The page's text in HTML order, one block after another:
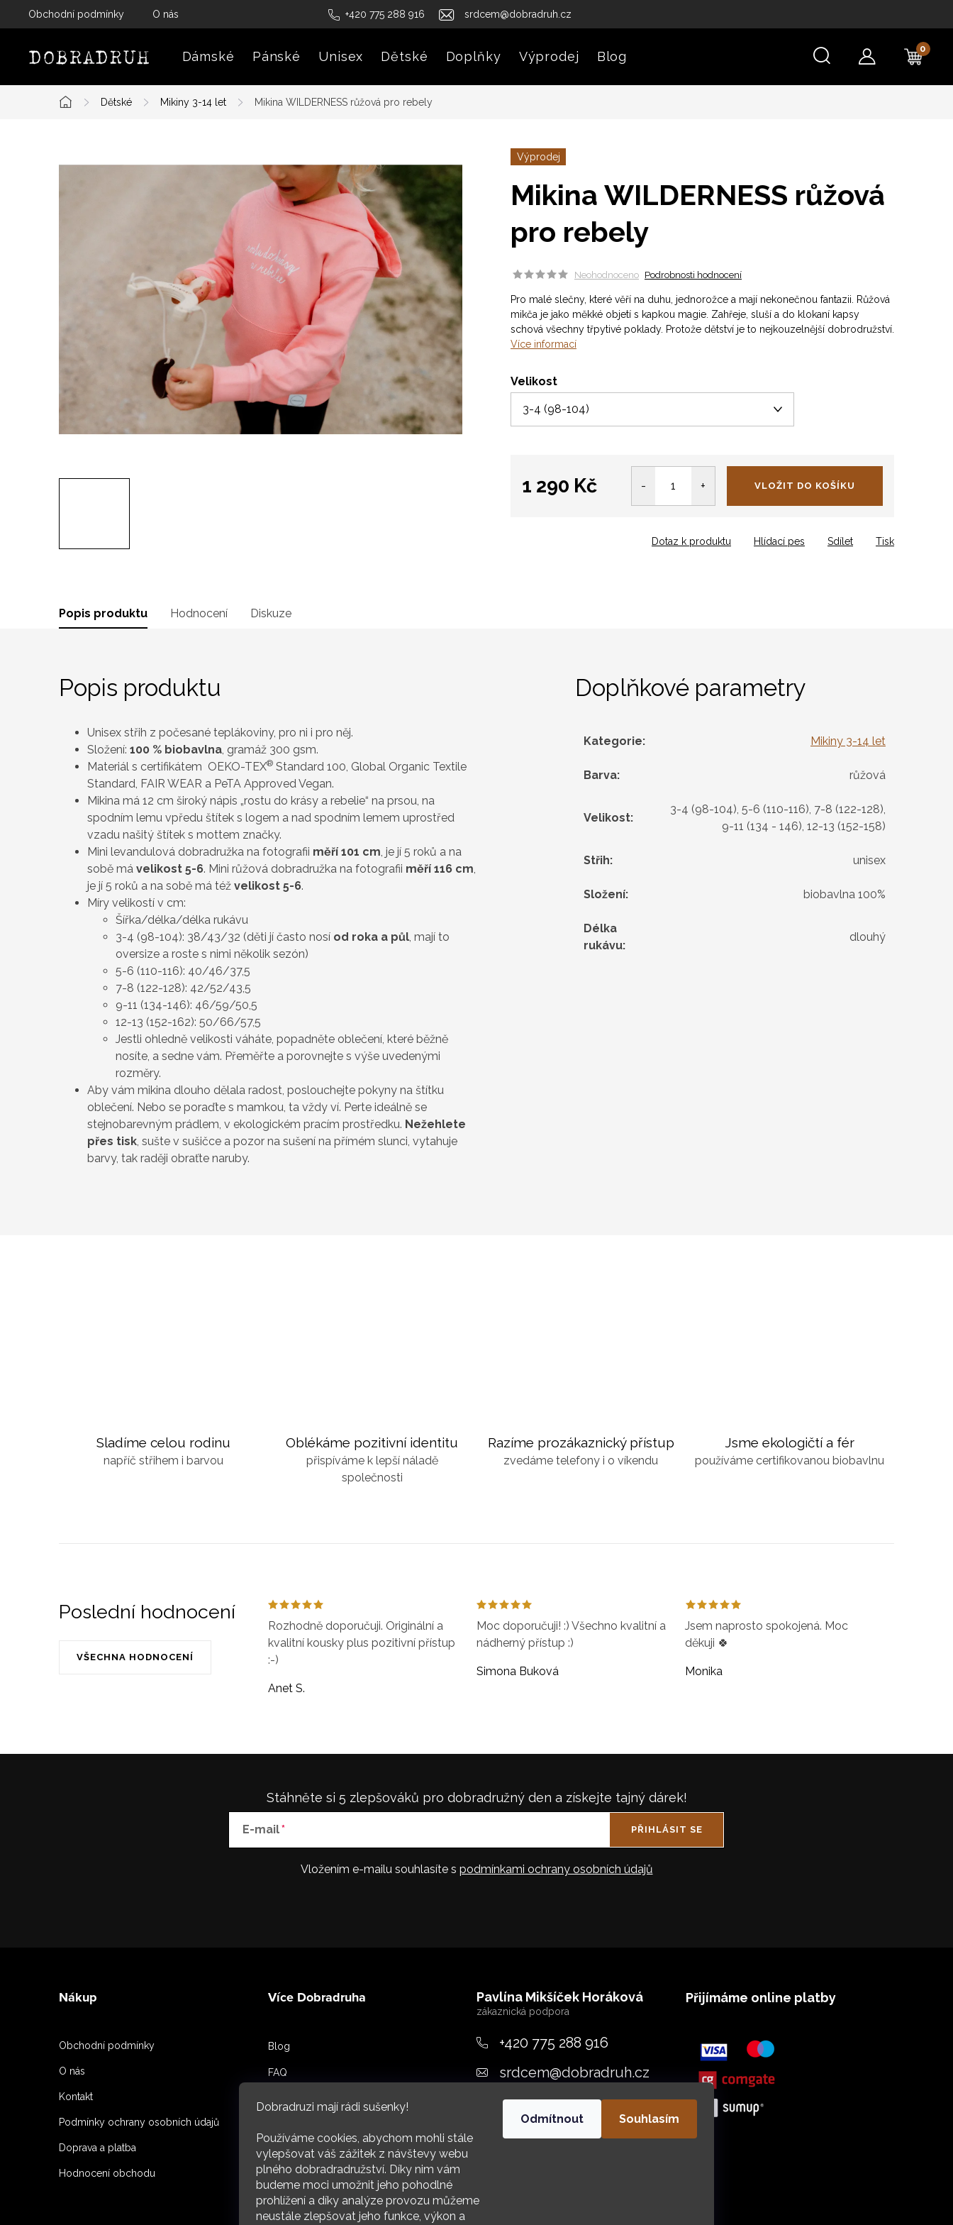
Dobradruzi mají rádi sušenky!
Používáme cookies, abychom mohli stále
vylepšovat váš zážitek z návštevy webu
plného dobradradružství. Díky nim vám
budeme moci umožnit jeho pohodlné
prohlížení a díky analýze provozu můžeme
neustále zlepšovat jeho funkce, výkon a
Odmítnout Souhlasím
+420 775 288 916 srdcem@dobradruh.cz
Obchodní podmínky O nás
Dámské Pánské Unisex Dětské Doplňky Výprodej Blog
Domů
Dětské Mikiny 3-14 let Mikina WILDERNESS růžová pro rebely
Výprodej
Mikina WILDERNESS růžová
pro rebely
Neohodnoceno Podrobnosti hodnocení
Pro malé slečny, které věří na duhu, jednorožce a mají nekonečnou fantazii. Růžová
mikča je jako měkké objetí s kapkou magie. Zahřeje, sluší a do klokaní kapsy
schová všechny třpytivé poklady. Protože dětství je to nejkouzelnější dobrodružství.
Více informací
Velikost
1 290 Kč VLOŽIT DO KOŠÍKU
Tisk
Dotaz k produktu Hlídací pes Sdílet
Popis produktu Hodnocení Diskuze
Popis produktu
Unisex střih z počesané teplákoviny, pro ni i pro něj.
Složení: 100 % biobavlna , gramáž 300 gsm.
Materiál s certifikátem OEKO-TEX® Standard 100, Global Organic Textile
Standard, FAIR WEAR a PeTA Approved Vegan.
Mikina má 12 cm široký nápis „rostu do krásy a rebelie“ na prsou, na
spodním lemu vpředu štítek s logem a nad spodním lemem uprostřed
vzadu našitý štítek s mottem značky.
Mini levandulová dobradružka na fotografii měří 101 cm , je jí 5 roků a na
sobě má velikost 5-6. Mini růžová dobradružka na fotografii měří 116 cm
je jí 5 roků a na sobě má též velikost 5-6.
Míry velikostí v cm:
Šířka/délka/délka rukávu
3-4 (98-104): 38/43/32 (děti jí často nosí od roka a půl , mají to
oversize a roste s nimi několik sezón)
5-6 (110-116): 40/46/37,5
7-8 (122-128): 42/52/43,5
9-11 (134-146): 46/59/50,5
12-13 (152-162): 50/66/57,5
Jestli ohledně velikosti váháte, popadněte oblečení, které běžně
nosíte, a sedne vám. Přeměřte a porovnejte s výše uvedenými
rozměry.
Aby vám mikina dlouho dělala radost, poslouchejte pokyny na štítku
oblečení. Nebo se poraďte s mamkou, ta vždy ví. Perte ideálně se
stejnobarevným prádlem, v ekologickém pracím prostředku. Nežehlete
přes tisk , sušte v sušičce a pozor na sušení na přímém slunci, vytahuje
barvy, tak raději obraťte naruby.
Doplňkové parametry
Kategorie: Mikiny 3-14 let
Barva: růžová
Velikost:
3-4 (98-104), 5-6 (110-116), 7-8 (122-128),
9-11 (134 - 146), 12-13 (152-158)
Střih: unisex
Složení: biobavlna 100%
Délka
rukávu:
dlouhý
Sladíme celou rodinu
napříč střihem i barvou
Oblékáme pozitivní identitu
přispíváme k lepší náladě
společnosti
Razíme prozákaznický přístup
zvedáme telefony i o víkendu
Jsme ekologičtí a fér
používáme certifikovanou biobavlnu
Poslední hodnocení
VŠECHNA HODNOCENÍ
Rozhodně doporučuji. Originální a
kvalitní kousky plus pozitivní přístup
:-)
Anet S.
Moc doporučuji! :) Všechno kvalitní a
nádherný přístup :)
Simona Buková
Jsem naprosto spokojená. Moc
děkuji 🍀
Monika
Stáhněte si 5 zlepšováků pro dobradružný den a získejte tajný dárek!
E-mail
Vložením e-mailu souhlasíte s podmínkami ochrany osobních údajů
PŘIHLÁSIT SE
Nákup
Obchodní podmínky
O nás
Kontakt
Podmínky ochrany osobních údajů
Doprava a platba
Hodnocení obchodu
Více Dobradruha
Blog
FAQ
O nás
ARCHIV
Pavlína Mikšíček Horáková
+420 775 288 916
srdcem@dobradruh.cz
Přijímáme online platby